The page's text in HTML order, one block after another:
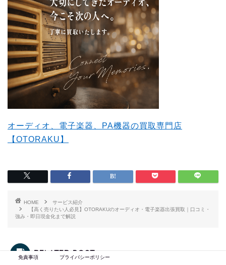
オーディオ、電子楽器、PA機器の買取専門店
【OTORAKU】
HOME
サービス紹介
【高く売りたい人必見】OTORAKUのオーディオ・電子楽器出張買取｜口コミ・
強み・即日現金化まで解説
RELATED POST
免責事項 プライバシーポリシー